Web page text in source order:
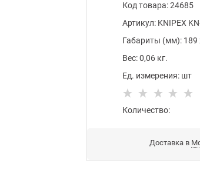
Код товара: 24685
Артикул: KNIPEX
Габариты (мм): 189
Вес: 0,06 кг.
Ед. измерения: шт
Количество:
Доставка в